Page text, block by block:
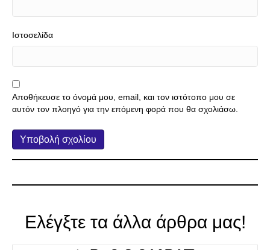
Ιστοσελίδα
Αποθήκευσε το όνομά μου, email, και τον ιστότοπο μου σε
αυτόν τον πλοηγό για την επόμενη φορά που θα σχολιάσω.
Ελέγξτε τα άλλα άρθρα μας!